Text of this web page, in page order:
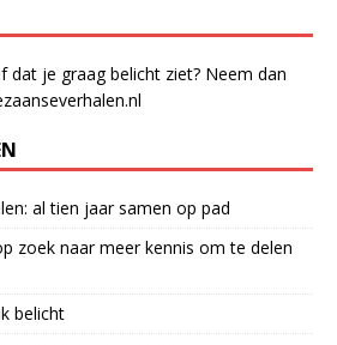
dat je graag belicht ziet? Neem dan
al tien jaar samen op pad
zoek naar meer kennis om te delen
belicht